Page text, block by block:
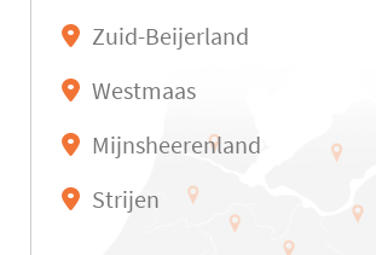
Zuid-Beijerland
Westmaas
Mijnsheerenland
Strijen